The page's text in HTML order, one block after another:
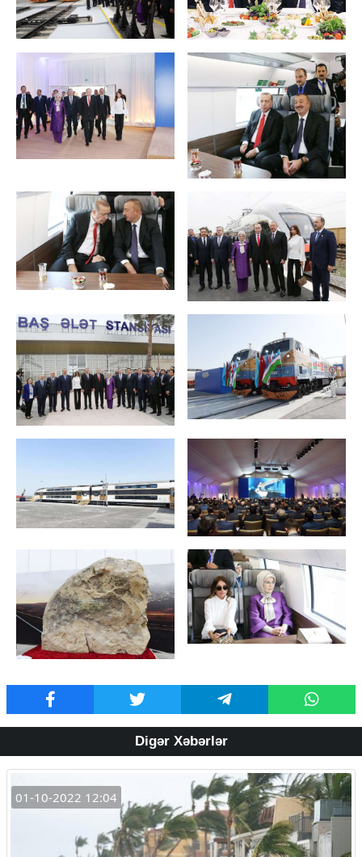
Digər Xəbərlər
01-10-2022 12:04